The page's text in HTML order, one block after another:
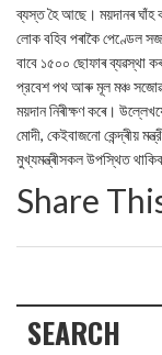
ব্যস্ত হৈ আছে। ময়দানৰ ঘাঁহ
লোক বহিব পৰাকৈ পেণ্ডেল
বাবে ১৫০০ ছোফাৰ ব্যৱস্থা
প্রবেশ পথ আৰু মূল মঞ্চ
ময়দান নিৰীক্ষণ কৰে।
মোদী, কেইবাজনো কেন্দ্ৰীয়
মুখ্যমন্ত্ৰীসকল উপস্থিত
Share
SEARCH